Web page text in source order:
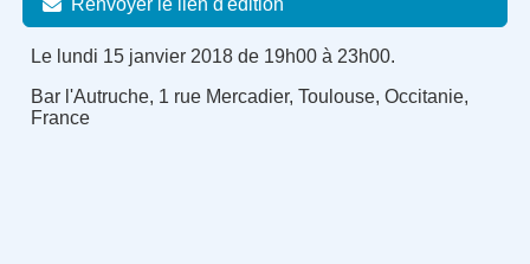
Le lundi 15 janvier 2018 de 19h00 à 23h00.
Bar l'Autruche, 1 rue Mercadier, Toulouse, Occitanie,
France